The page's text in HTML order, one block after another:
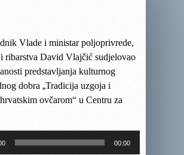
Vlade i ministar poljoprivrede,
i ribarstva David Vlajčić sudjelovao
predstavljanja kulturnog
dobra „Tradicija uzgoja i
ovčarom“ u Centru za
00:00